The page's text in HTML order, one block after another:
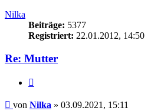
Nilka
Beiträge: 5377
Registriert: 22.01.2012, 14:50
Re: Mutter
Beitrag
von Nilka » 03.09.2021, 15:11